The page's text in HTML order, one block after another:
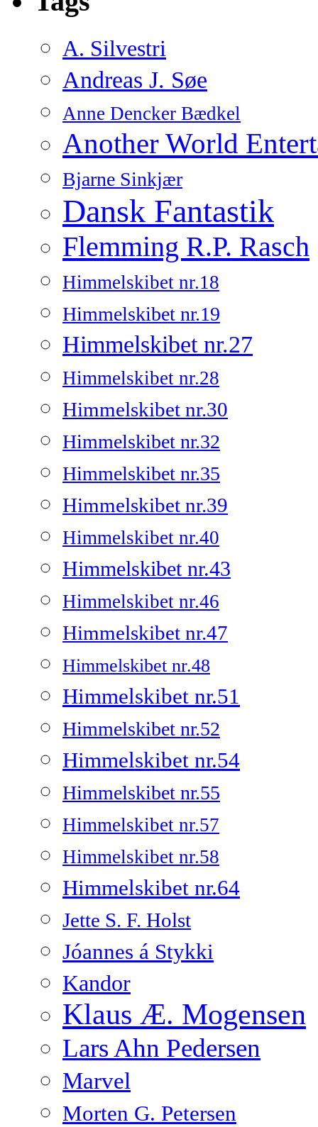
A. Silvestri
Andreas J. Søe
Anne Dencker Bædkel
Another World
Bjarne Sinkjær
Dansk Fantastik
Flemming R.P. Rasch
Himmelskibet nr.18
Himmelskibet nr.19
Himmelskibet nr.27
Himmelskibet nr.28
Himmelskibet nr.30
Himmelskibet nr.32
Himmelskibet nr.35
Himmelskibet nr.39
Himmelskibet nr.40
Himmelskibet nr.43
Himmelskibet nr.46
Himmelskibet nr.47
Himmelskibet nr.48
Himmelskibet nr.51
Himmelskibet nr.52
Himmelskibet nr.54
Himmelskibet nr.55
Himmelskibet nr.57
Himmelskibet nr.58
Himmelskibet nr.64
Jette S. F. Holst
Jóannes á Stykki
Kandor
Klaus Æ. Mogensen
Lars Ahn Pedersen
Marvel
Morten G. Petersen